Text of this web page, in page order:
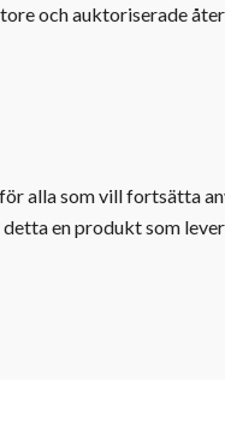
och auktoriserade
alla som vill fortsätta
en produkt som